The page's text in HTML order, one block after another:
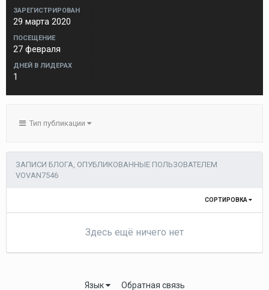
ЗАРЕГИСТРИРОВАН
29 марта 2020
ПОСЕЩЕНИЕ
27 февраля
ДНЕЙ В ЛИДЕРАХ
1
Тип публикации
ЗАПИСИ БЛОГА, ОПУБЛИКОВАННЫЕ ПОЛЬЗОВАТЕЛЕМ
VOVAN7546
СОРТИРОВКА
Здесь ещё ничего нет
Язык Обратная связь